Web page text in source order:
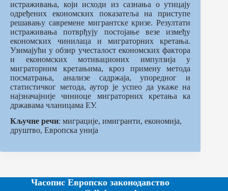
истраживања, који исходи из сазнања о утицају
одређених економских показатеља на приступе
решавању савремене мигрантске кризе. Резултати
истраживања потврђују постојање везе између
економских чинилаца и миграторних кретања.
Узимајући у обзир учесталост економских фактора
и економских мотивационих импулзија у
миграторним кретањима, кроз примену метода
посматрања, анализе садржаја, упоредног и
статистичког метода, аутор је успео да укаже на
најзначајније чиниоце миграторних кретања ка
државама чланицама ЕУ.
Кључне речи: миграције, имигранти, економија,
друштво, Европска унија
Часопис Европско законодавство